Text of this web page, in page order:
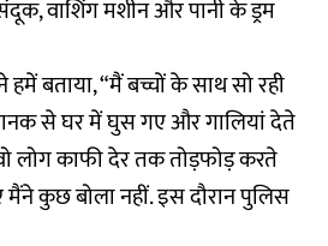
वाशिंग मशीन और पानी के ड्रम
हमें बताया, “मैं बच्चों के साथ सो रही
से घर में घुस गए और गालियां देते
लोग काफी देर तक तोड़फोड़ करते
कुछ बोला नहीं. इस दौरान पुलिस